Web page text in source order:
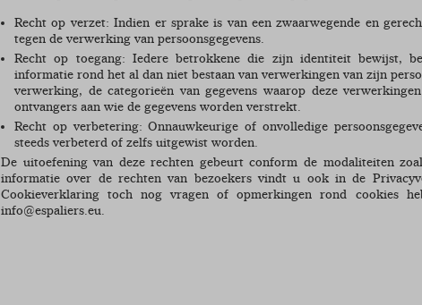
Recht op verzet: Indien er sprake is van een zwaarwegende en
tegen de verwerking van persoonsgegevens.
Recht op toegang: Iedere betrokkene die zijn identiteit bewijst,
informatie rond het al dan niet bestaan van verwerkingen van zijn
verwerking, de categorieën van gegevens waarop deze
ontvangers aan wie de gegevens worden verstrekt.
Recht op verbetering: Onnauwkeurige of onvolledige
steeds verbeterd of zelfs uitgewist worden.
De uitoefening van deze rechten gebeurt conform de modaliteiten
informatie over de rechten van bezoekers vindt u ook in de
Cookieverklaring toch nog vragen of opmerkingen rond cookies
info@espaliers.eu.